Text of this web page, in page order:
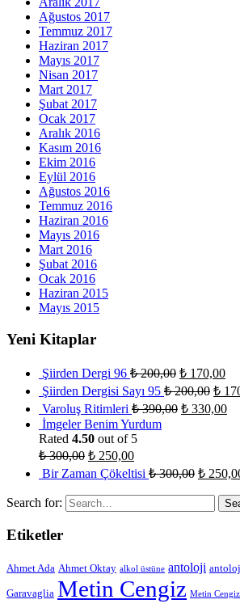
Ağustos 2017
Temmuz 2017
Haziran 2017
Mayıs 2017
Nisan 2017
Mart 2017
Şubat 2017
Ocak 2017
Aralık 2016
Kasım 2016
Ekim 2016
Eylül 2016
Ağustos 2016
Temmuz 2016
Haziran 2016
Mayıs 2016
Mart 2016
Şubat 2016
Ocak 2016
Haziran 2015
Mayıs 2015
Yeni Kitaplar
Şiirden Dergi 96 ₺200,00 ₺ 170,00
Şiirden Dergisi Sayı 95 ₺200,00 ₺
Varoluş Ritimleri ₺390,00 ₺ 330,00
İmgeler Benim Yurdum
Rated 4.50 out of 5
₺300,00 ₺ 250,00
Bir Zaman Çökeltisi ₺300,00 ₺
Search for:
Etiketler
Ahmet Ada Ahmet Oktay alkol üstüne antoloji
Garavaglia Metin Cengiz Metin